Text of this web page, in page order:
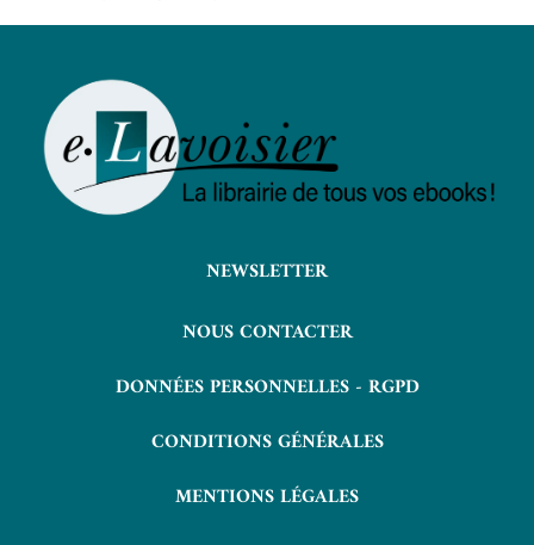
NEWSLETTER
NOUS CONTACTER
DONNÉES PERSONNELLES - RGPD
CONDITIONS GÉNÉRALES
MENTIONS LÉGALES